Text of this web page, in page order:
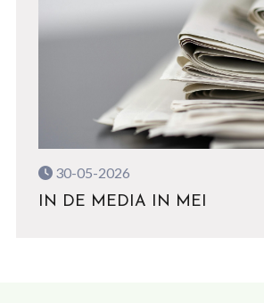
30-05-2026
IN DE MEDIA IN MEI